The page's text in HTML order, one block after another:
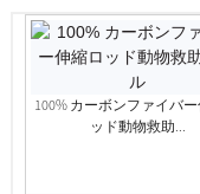
100% カーボンファイバ
ッド動物救助...